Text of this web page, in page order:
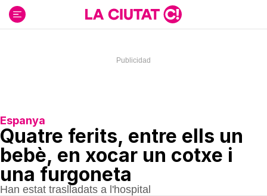
contenido
Espanya
Quatre ferits, entre ells un
bebè, en xocar un cotxe i
una furgoneta
Han estat traslladats a l'hospital